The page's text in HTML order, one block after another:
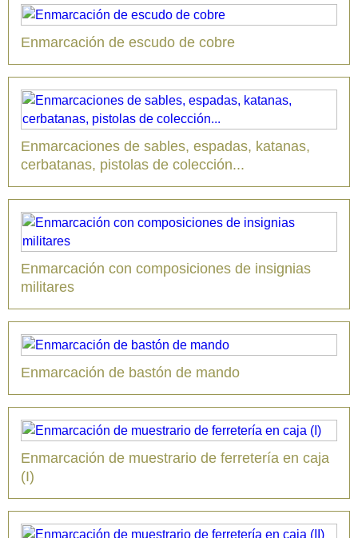
Enmarcación de escudo de cobre
Enmarcaciones de sables, espadas, katanas,
cerbatanas, pistolas de colección...
Enmarcación con composiciones de insignias
militares
Enmarcación de bastón de mando
Enmarcación de muestrario de ferretería en caja
(I)